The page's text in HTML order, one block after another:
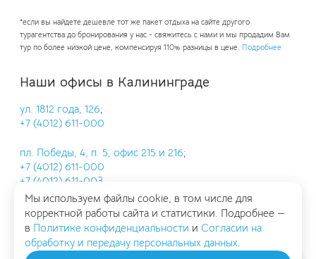
*если вы найдете дешевле тот же пакет отдыха на сайте другого
турагентства до бронирования у нас - свяжитесь с нами и мы продадим Вам
тур по более низкой цене, компенсируя 110% разницы в цене. Подробнее
Наши офисы в Калининграде
ул. 1812 года, 126;
+7 (4012) 611-000
пл. Победы, 4, п. 5, офис 215 и 216;
+7 (4012) 611-000
+7 (4012) 611-003
пр. Ленинский, 30, офис 604;
+7 (4012) 611-002
Московский проспект, 277к3;
Мы используем файлы cookie, в том числе для
корректной работы сайта и статистики. Подробнее —
в Политике конфиденциальности и Согласии на
обработку и передачу персональных данных.